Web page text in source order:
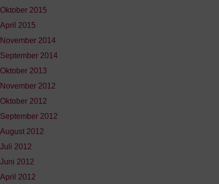
Oktober 2015
April 2015
November 2014
September 2014
Oktober 2013
November 2012
Oktober 2012
September 2012
August 2012
Juli 2012
Juni 2012
April 2012